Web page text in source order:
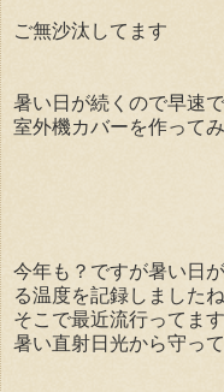
ご無沙汰してます
暑い日が続くので早速
室外機カバーを作って
今年も？ですが暑い日
る温度を記録しましたね
そこで最近流行ってま
暑い直射日光から守っ